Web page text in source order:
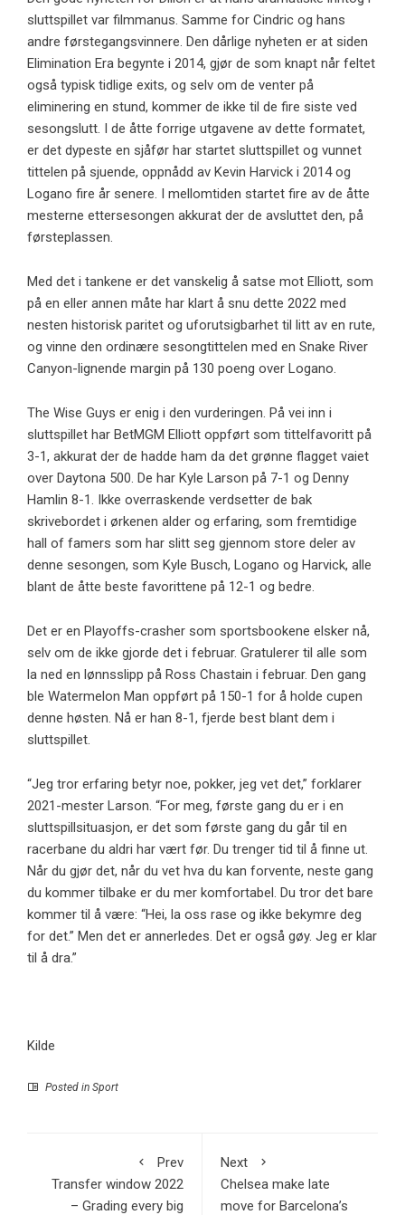
sluttspillet var filmmanus. Samme for Cindric og hans
andre førstegangsvinnere. Den dårlige nyheten er at siden
Elimination Era begynte i 2014, gjør de som knapt når feltet
også typisk tidlige exits, og selv om de venter på
eliminering en stund, kommer de ikke til de fire siste ved
sesongslutt. I de åtte forrige utgavene av dette formatet,
er det dypeste en sjåfør har startet sluttspillet og vunnet
tittelen på sjuende, oppnådd av Kevin Harvick i 2014 og
Logano fire år senere. I mellomtiden startet fire av de åtte
mesterne ettersesongen akkurat der de avsluttet den, på
førsteplassen.
Med det i tankene er det vanskelig å satse mot Elliott, som
på en eller annen måte har klart å snu dette 2022 med
nesten historisk paritet og uforutsigbarhet til litt av en rute,
og vinne den ordinære sesongtittelen med en Snake River
Canyon-lignende margin på 130 poeng over Logano.
The Wise Guys er enig i den vurderingen. På vei inn i
sluttspillet har BetMGM Elliott oppført som tittelfavoritt på
3-1, akkurat der de hadde ham da det grønne flagget vaiet
over Daytona 500. De har Kyle Larson på 7-1 og Denny
Hamlin 8-1. Ikke overraskende verdsetter de bak
skrivebordet i ørkenen alder og erfaring, som fremtidige
hall of famers som har slitt seg gjennom store deler av
denne sesongen, som Kyle Busch, Logano og Harvick, alle
blant de åtte beste favorittene på 12-1 og bedre.
Det er en Playoffs-crasher som sportsbookene elsker nå,
selv om de ikke gjorde det i februar. Gratulerer til alle som
la ned en lønnsslipp på Ross Chastain i februar. Den gang
ble Watermelon Man oppført på 150-1 for å holde cupen
denne høsten. Nå er han 8-1, fjerde best blant dem i
sluttspillet.
“Jeg tror erfaring betyr noe, pokker, jeg vet det,” forklarer
2021-mester Larson. “For meg, første gang du er i en
sluttspillsituasjon, er det som første gang du går til en
racerbane du aldri har vært før. Du trenger tid til å finne ut.
Når du gjør det, når du vet hva du kan forvente, neste gang
du kommer tilbake er du mer komfortabel. Du tror det bare
kommer til å være: “Hei, la oss rase og ikke bekymre deg
for det.” Men det er annerledes. Det er også gøy. Jeg er klar
til å dra.”
Kilde
Posted in Sport
Prev
Transfer window 2022
– Grading every big
Next
Chelsea make late
move for Barcelona’s